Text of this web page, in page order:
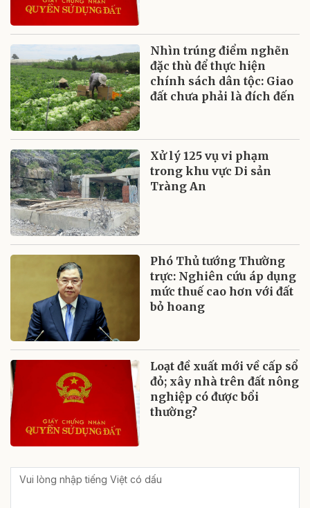
Nhìn trúng điểm nghẽn
đặc thù để thực hiện
chính sách dân tộc: Giao
đất chưa phải là đích đến
Xử lý 125 vụ vi phạm
trong khu vực Di sản
Tràng An
Phó Thủ tướng Thường
trực: Nghiên cứu áp dụng
mức thuế cao hơn với đất
bỏ hoang
Loạt đề xuất mới về cấp sổ
đỏ; xây nhà trên đất nông
nghiệp có được bổi
thường?